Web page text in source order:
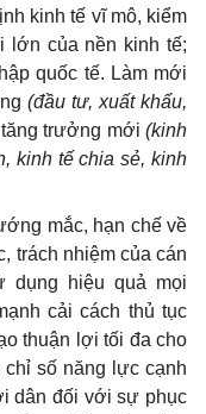
kinh tế vĩ mô, kiểm
lớn của nền kinh tế;
quốc tế. Làm mới
(đầu tư, xuất khẩu,
tăng trưởng mới(kinh
kinh tế chia sẻ, kinh
mắc, hạn chế về
trách nhiệm của cán
dụng hiệu quả mọi
cải cách thủ tục
thuận lợi tối đa cho
số năng lực cạnh
dân đối với sự phục